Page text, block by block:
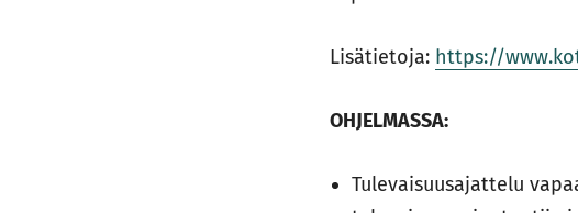
Lisätietoja: https://
OHJELMASSA:
Tulevaisuusajattelu